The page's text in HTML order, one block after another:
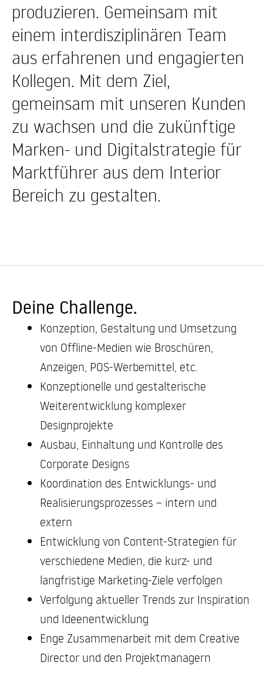
produzieren. Gemeinsam mit
einem interdisziplinären Team
aus erfahrenen und engagierten
Kollegen. Mit dem Ziel,
gemeinsam mit unseren Kunden
zu wachsen und die zukünftige
Marken- und Digitalstrategie für
Marktführer aus dem Interior
Bereich zu gestalten.
Deine Challenge.
Konzeption, Gestaltung und Umsetzung
von Offline-Medien wie Broschüren,
Anzeigen, POS-Werbemittel, etc.
Konzeptionelle und gestalterische
Weiterentwicklung komplexer
Designprojekte
Ausbau, Einhaltung und Kontrolle des
Corporate Designs
Koordination des Entwicklungs- und
Realisierungsprozesses – intern und
extern
Entwicklung von Content-Strategien für
verschiedene Medien, die kurz- und
langfristige Marketing-Ziele verfolgen
Verfolgung aktueller Trends zur Inspiration
und Ideenentwicklung
Enge Zusammenarbeit mit dem Creative
Director und den Projektmanagern